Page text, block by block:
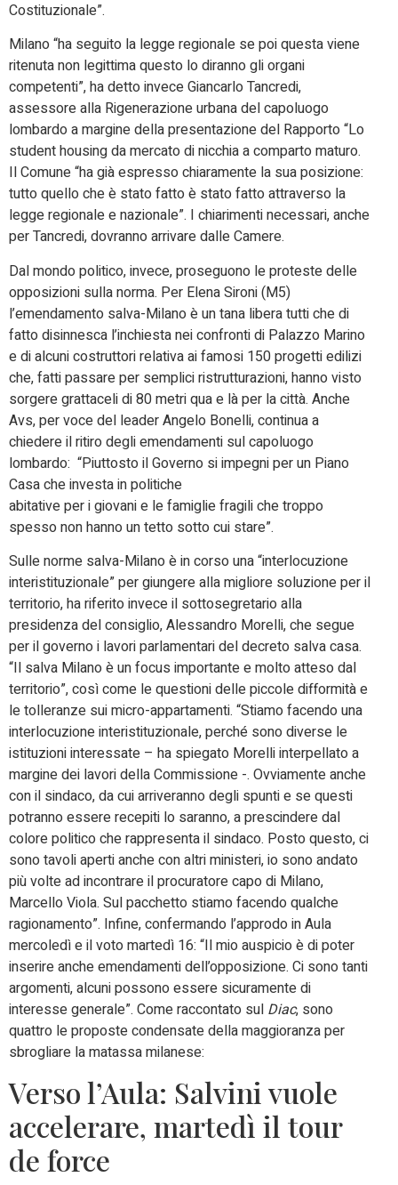
Costituzionale”.
Milano “ha seguito la legge regionale se poi questa viene
ritenuta non legittima questo lo diranno gli organi
competenti”, ha detto invece Giancarlo Tancredi,
assessore alla Rigenerazione urbana del capoluogo
lombardo a margine della presentazione del Rapporto “Lo
student housing da mercato di nicchia a comparto maturo.
Il Comune “ha già espresso chiaramente la sua posizione:
tutto quello che è stato fatto è stato fatto attraverso la
legge regionale e nazionale”. I chiarimenti necessari, anche
per Tancredi, dovranno arrivare dalle Camere.
Dal mondo politico, invece, proseguono le proteste delle
opposizioni sulla norma. Per Elena Sironi (M5)
l’emendamento salva-Milano è un tana libera tutti che di
fatto disinnesca l’inchiesta nei confronti di Palazzo Marino
e di alcuni costruttori relativa ai famosi 150 progetti edilizi
che, fatti passare per semplici ristrutturazioni, hanno visto
sorgere grattaceli di 80 metri qua e là per la città. Anche
Avs, per voce del leader Angelo Bonelli, continua a
chiedere il ritiro degli emendamenti sul capoluogo
lombardo: “Piuttosto il Governo si impegni per un Piano
Casa che investa in politiche
abitative per i giovani e le famiglie fragili che troppo
spesso non hanno un tetto sotto cui stare”.
Sulle norme salva-Milano è in corso una “interlocuzione
interistituzionale” per giungere alla migliore soluzione per il
territorio, ha riferito invece il sottosegretario alla
presidenza del consiglio, Alessandro Morelli, che segue
per il governo i lavori parlamentari del decreto salva casa.
“Il salva Milano è un focus importante e molto atteso dal
territorio”, così come le questioni delle piccole difformità e
le tolleranze sui micro-appartamenti. “Stiamo facendo una
interlocuzione interistituzionale, perché sono diverse le
istituzioni interessate – ha spiegato Morelli interpellato a
margine dei lavori della Commissione -. Ovviamente anche
con il sindaco, da cui arriveranno degli spunti e se questi
potranno essere recepiti lo saranno, a prescindere dal
colore politico che rappresenta il sindaco. Posto questo, ci
sono tavoli aperti anche con altri ministeri, io sono andato
più volte ad incontrare il procuratore capo di Milano,
Marcello Viola. Sul pacchetto stiamo facendo qualche
ragionamento”. Infine, confermando l’approdo in Aula
mercoledì e il voto martedì 16: “Il mio auspicio è di poter
inserire anche emendamenti dell’opposizione. Ci sono tanti
argomenti, alcuni possono essere sicuramente di
interesse generale”. Come raccontato sul Diac, sono
quattro le proposte condensate della maggioranza per
sbrogliare la matassa milanese:
Verso l’Aula: Salvini vuole
accelerare, martedì il tour
de force